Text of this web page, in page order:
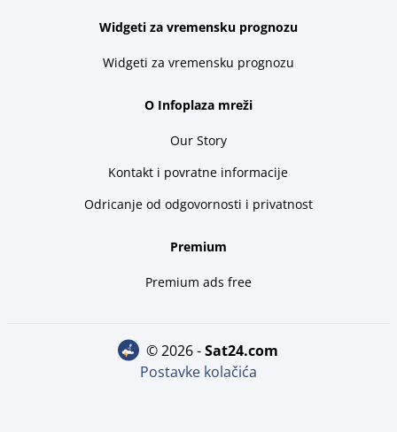
Widgeti za vremensku prognozu
Widgeti za vremensku prognozu
O Infoplaza mreži
Our Story
Kontakt i povratne informacije
Odricanje od odgovornosti i privatnost
Premium
Premium ads free
© 2026 - sat24.com
Postavke kolačića